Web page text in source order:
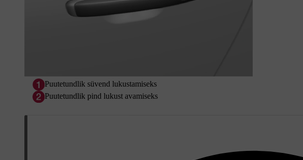
Puutetundlik süvend lukustamiseks
Puutetundlik pind lukust avamiseks